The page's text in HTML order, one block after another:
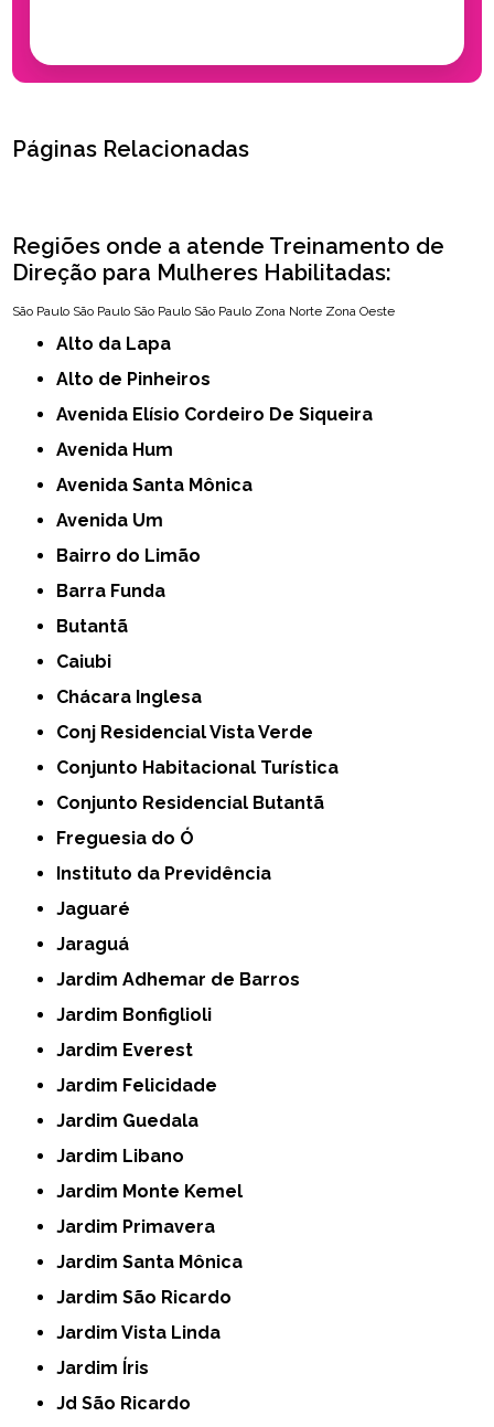
Páginas Relacionadas
Regiões onde a atende Treinamento de
Direção para Mulheres Habilitadas:
São Paulo São Paulo São Paulo São Paulo Zona Norte Zona Oeste
Alto da Lapa
Alto de Pinheiros
Avenida Elísio Cordeiro De Siqueira
Avenida Hum
Avenida Santa Mônica
Avenida Um
Bairro do Limão
Barra Funda
Butantã
Caiubi
Chácara Inglesa
Conj Residencial Vista Verde
Conjunto Habitacional Turística
Conjunto Residencial Butantã
Freguesia do Ó
Instituto da Previdência
Jaguaré
Jaraguá
Jardim Adhemar de Barros
Jardim Bonfiglioli
Jardim Everest
Jardim Felicidade
Jardim Guedala
Jardim Libano
Jardim Monte Kemel
Jardim Primavera
Jardim Santa Mônica
Jardim São Ricardo
Jardim Vista Linda
Jardim Íris
Jd São Ricardo